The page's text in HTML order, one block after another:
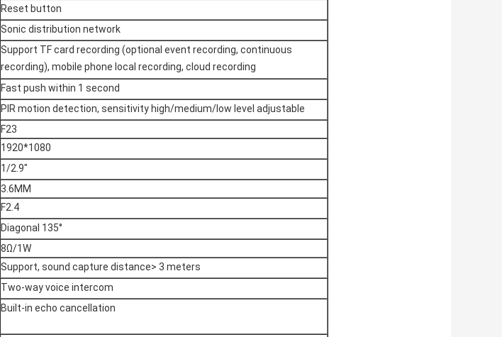
Reset button
Sonic distribution network
Support TF card recording (optional event recording, continuous
recording), mobile phone local recording, cloud recording
Fast push within 1 second
PIR motion detection, sensitivity high/medium/low level adjustable
F23
1920*1080
1/2.9"
3.6MM
F2.4
Diagonal 135°
8Ω/1W
Support, sound capture distance> 3 meters
Two-way voice intercom
Built-in echo cancellation